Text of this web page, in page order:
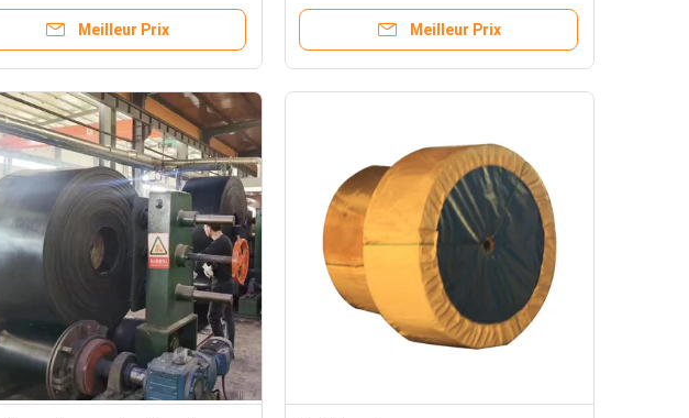
Meilleur Prix Meilleur Prix